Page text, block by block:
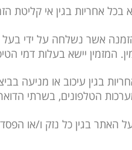
הזמנה אשר נשלחה על ידי
המזמין יישא בעלות דמי
בגין עיכוב או מניעה
הטלפונים, בשרתי הדואר
האתר בגין כל נזק ו/או